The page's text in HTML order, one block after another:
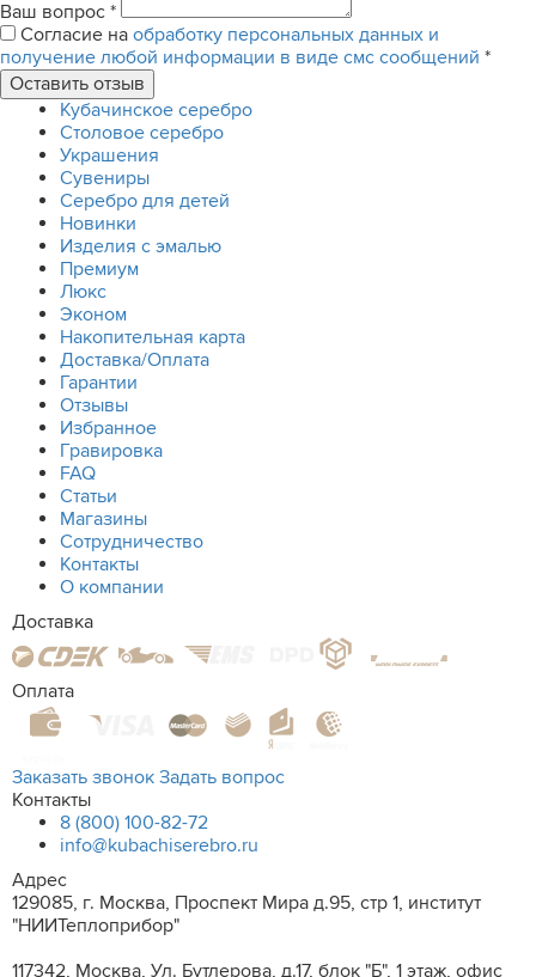
Ваш вопрос *
Согласие на обработку персональных данных и
получение любой информации в виде смс сообщений *
Кубачинское серебро
Столовое серебро
Украшения
Сувениры
Серебро для детей
Новинки
Изделия с эмалью
Премиум
Люкс
Эконом
Накопительная карта
Доставка/Оплата
Гарантии
Отзывы
Избранное
Гравировка
FAQ
Статьи
Магазины
Сотрудничество
Контакты
О компании
Доставка
Оплата
Заказать звонок Задать вопрос
Контакты
8 (800) 100-82-72
info@kubachiserebro.ru
Адрес
129085, г. Москва, Проспект Мира д.95, стр 1, институт
"НИИТеплоприбор"
117342, Москва, Ул. Бутлерова, д.17, блок "Б", 1 этаж, офис